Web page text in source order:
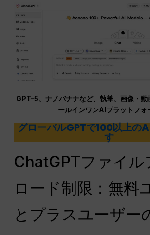
GPT-5、ナノバナナなど、執筆、画像・動
ールインワンAIプラットフォ
グローバルGPTで100以上の
す
ChatGPTファイル
ロード制限：無料
とプラスユーザー